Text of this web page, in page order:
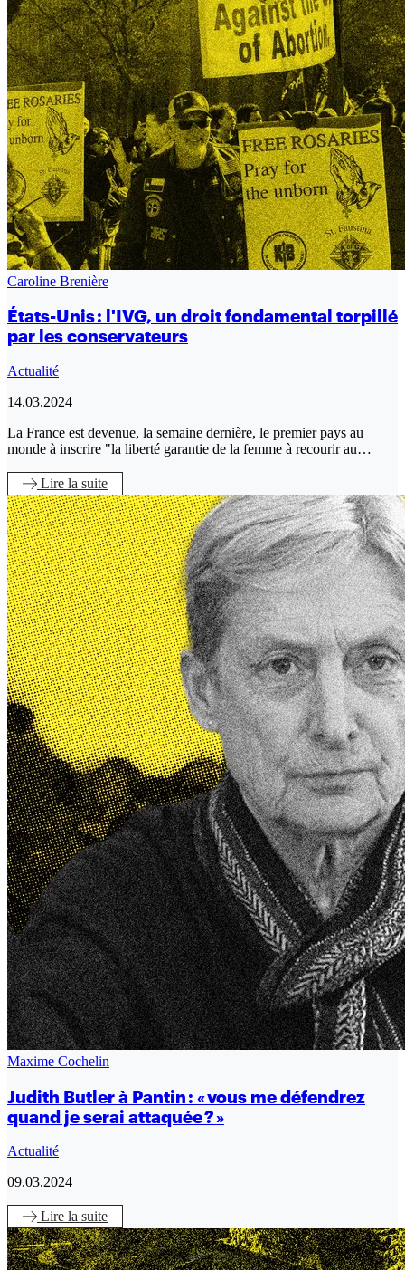
Caroline Brenière
États-Unis : l'IVG, un droit fondamental torpillé
par les conservateurs
Actualité
14.03.2024
La France est devenue, la semaine dernière, le premier pays au
monde à inscrire "la liberté garantie de la femme à recourir au…
Lire la suite
Maxime Cochelin
Judith Butler à Pantin : « vous me défendrez
quand je serai attaquée ? »
Actualité
09.03.2024
Lire la suite